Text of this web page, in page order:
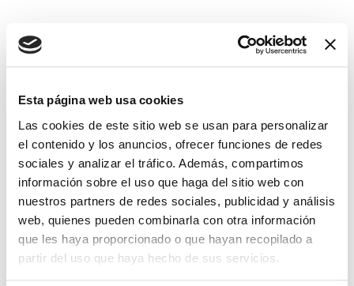
Esta página web usa cookies
Las cookies de este sitio web se usan para personalizar
el contenido y los anuncios, ofrecer funciones de redes
sociales y analizar el tráfico. Además, compartimos
información sobre el uso que haga del sitio web con
nuestros partners de redes sociales, publicidad y análisis
web, quienes pueden combinarla con otra información
que les haya proporcionado o que hayan recopilado a
partir del uso que haya hecho de sus servicios.
Exportación + iCal / Outlook